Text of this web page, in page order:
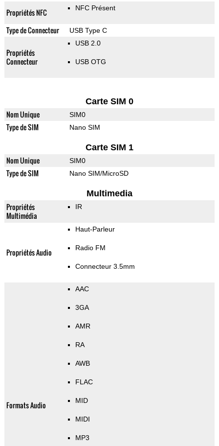
Propriétés NFC NFC Présent
Type de Connecteur USB Type C
Propriétés
Connecteur
USB 2.0
USB OTG
Carte SIM 0
Nom Unique SIM0
Type de SIM Nano SIM
Carte SIM 1
Nom Unique SIM0
Type de SIM Nano SIM/MicroSD
Multimedia
Propriétés
Multimédia
IR
Propriétés Audio
Haut-Parleur
Radio FM
Connecteur 3.5mm
Formats Audio
AAC
3GA
AMR
RA
AWB
FLAC
MID
MIDI
MP3